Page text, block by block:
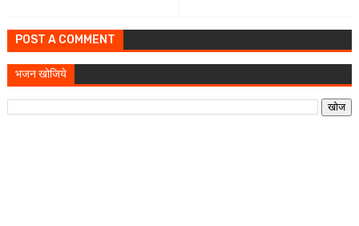
POST A COMMENT
भजन खोजिये